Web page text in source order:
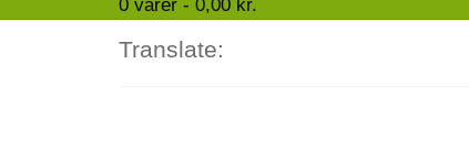
0varer - 0,00 kr.
Translate: